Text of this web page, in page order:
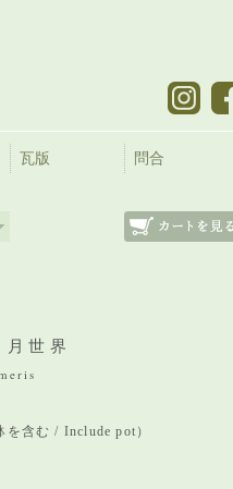
瓦版 問合
世界
含む / Include pot）